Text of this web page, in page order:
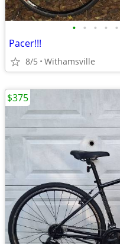
• • • • •
Pacer!!!
8/5 Withamsville
$375